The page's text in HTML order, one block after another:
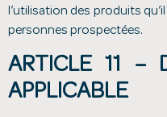
l’utilisation des produits
personnes prospectées.
ARTICLE 11 –
APPLICABLE